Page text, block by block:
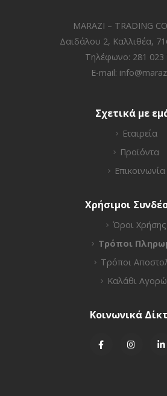
MARAZI – TRADING
Δαιδάλου 2, Καλλιθέα,
Τηλέφωνο: 281 023
E-mail:
Σχετικά με
Εταιρεία
Προϊόντα
Επικοινωνία
Χρήσιμοι
Όροι Χρήσης
Τρόποι
Τρόποι
Καλάθι
Κοινωνικά